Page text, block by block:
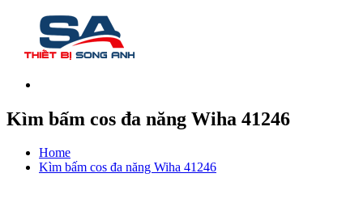
Kìm bấm cos đa năng Wiha 41246
Home
Kìm bấm cos đa năng Wiha 41246